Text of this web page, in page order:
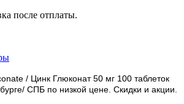
после отплаты.
/ Цинк Глюконат 50 мг 100 таблеток
СПБ по низкой цене. Скидки и акции.